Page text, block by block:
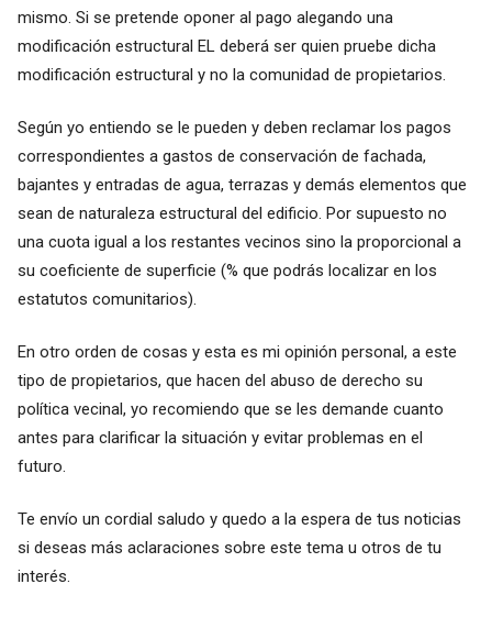
mismo. Si se pretende oponer al pago alegando una
modificación estructural EL deberá ser quien pruebe dicha
modificación estructural y no la comunidad de propietarios.
Según yo entiendo se le pueden y deben reclamar los pagos
correspondientes a gastos de conservación de fachada,
bajantes y entradas de agua, terrazas y demás elementos que
sean de naturaleza estructural del edificio. Por supuesto no
una cuota igual a los restantes vecinos sino la proporcional a
su coeficiente de superficie (% que podrás localizar en los
estatutos comunitarios).
En otro orden de cosas y esta es mi opinión personal, a este
tipo de propietarios, que hacen del abuso de derecho su
política vecinal, yo recomiendo que se les demande cuanto
antes para clarificar la situación y evitar problemas en el
futuro.
Te envío un cordial saludo y quedo a la espera de tus noticias
si deseas más aclaraciones sobre este tema u otros de tu
interés.